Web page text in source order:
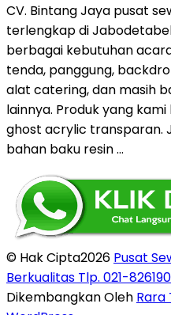
CV. Bintang Jaya pusat
terlengkap di
berbagai kebutuhan
tenda, panggung,
alat catering, dan masih
lainnya. Produk yang
ghost acrylic transparan.
bahan baku resin …
© Hak Cipta2026 Pusat
Berkualitas Tlp. 021-
Dikembangkan Oleh Rara